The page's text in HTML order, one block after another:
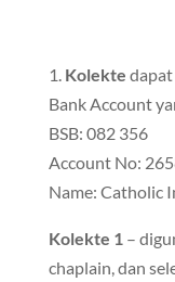
1. Kolekte
Bank Account
BSB: 082 356
Account No:
Name: Catholic
Kolekte 1 –
chaplain, dan